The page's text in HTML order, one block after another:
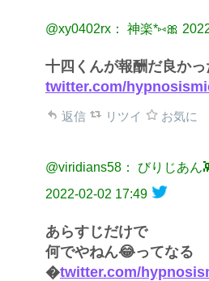
@xy0402rx： 神楽*⑅🎀
十四くんが報酬だ良か
twitter.com/
返信 リツイ お気に
@viridians58： びりじあん
2022-02-02 17:49
あらすじだけで
何でやねん😂ってなる
�twitter.com/